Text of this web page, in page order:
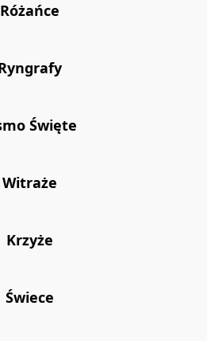
Różańce
Święte
Witraże
Krzyże
Świece